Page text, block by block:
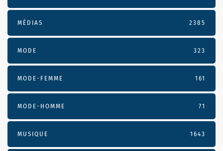
MÉDIAS 2385
MODE 323
MODE-FEMME 161
MODE-HOMME 71
MUSIQUE 1643